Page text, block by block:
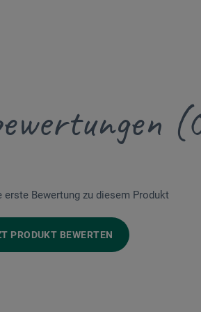
erste Bewertung zu diesem Produkt
PRODUKT BEWERTEN